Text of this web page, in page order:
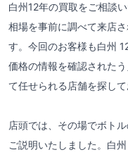
白州12年の買取をご相談
相場を事前に調べて来店
す。今回のお客様も白州
価格の情報を確認された
て任せられる店舗を探して
店頭では、その場でボト
ご説明いたしました。白